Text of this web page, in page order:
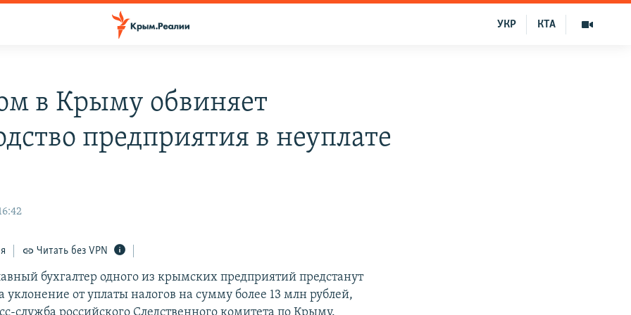
КТА
УКР
в Крыму обвиняет
предприятия в неуплате
Читать без VPN
бухгалтер одного из крымских предприятий предстанут
уклонение от уплаты налогов на сумму более 13 млн рублей,